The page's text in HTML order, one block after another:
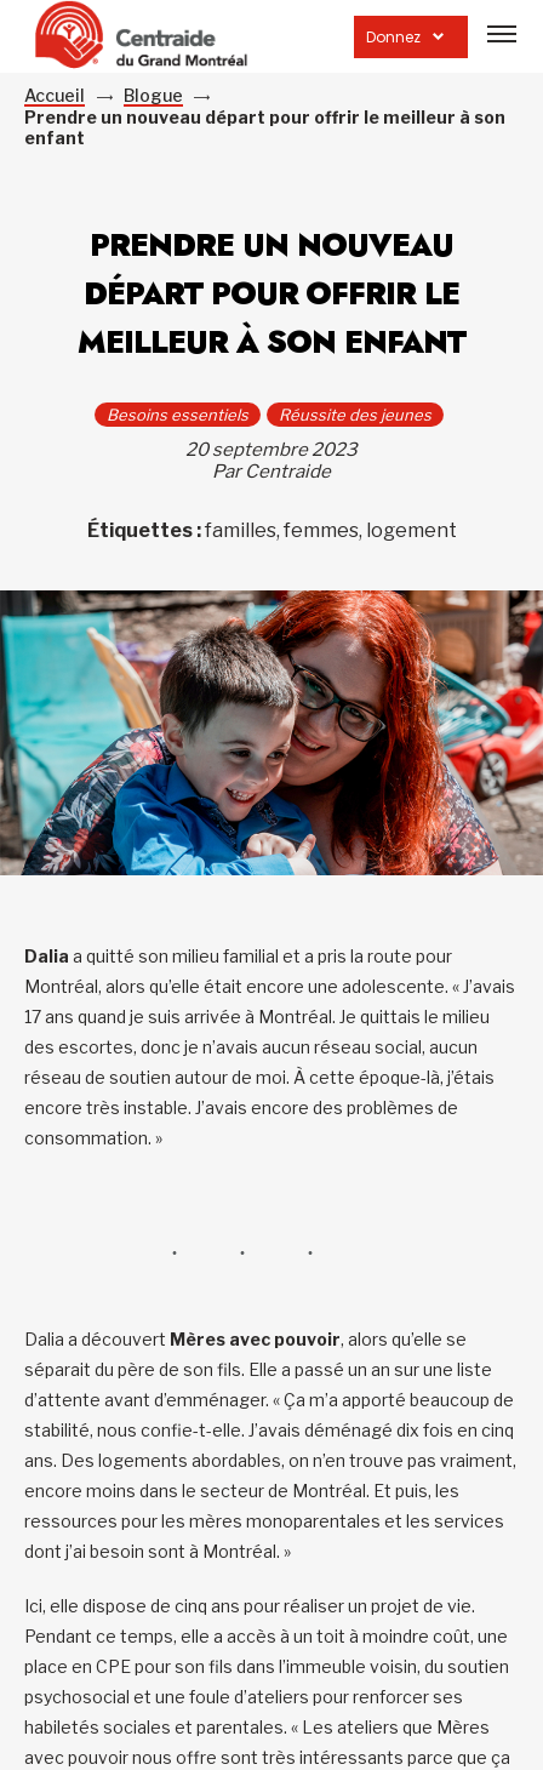
Donnez
la
Accueil
Blogue
Prendre un nouveau départ pour offrir le meilleur à son
enfant
PRENDRE UN NOUVEAU
DÉPART POUR OFFRIR LE
MEILLEUR À SON ENFANT
Besoins essentiels Réussite des jeunes
20 septembre 2023
Par Centraide
Étiquettes :familles, femmes, logement
Dalia a quitté son milieu familial et a pris la route pour
Montréal, alors qu’elle était encore une adolescente. « J’avais
17 ans quand je suis arrivée à Montréal. Je quittais le milieu
des escortes, donc je n’avais aucun réseau social, aucun
réseau de soutien autour de moi. À cette époque-là, j’étais
encore très instable. J’avais encore des problèmes de
consommation. »
Dalia a découvert Mères avec pouvoir, alors qu’elle se
séparait du père de son fils. Elle a passé un an sur une liste
d’attente avant d’emménager. « Ça m’a apporté beaucoup de
stabilité, nous confie-t-elle. J’avais déménagé dix fois en cinq
ans. Des logements abordables, on n’en trouve pas vraiment,
encore moins dans le secteur de Montréal. Et puis, les
ressources pour les mères monoparentales et les services
dont j’ai besoin sont à Montréal. »
Ici, elle dispose de cinq ans pour réaliser un projet de vie.
Pendant ce temps, elle a accès à un toit à moindre coût, une
place en CPE pour son fils dans l’immeuble voisin, du soutien
psychosocial et une foule d’ateliers pour renforcer ses
habiletés sociales et parentales. « Les ateliers que Mères
avec pouvoir nous offre sont très intéressants parce que ça